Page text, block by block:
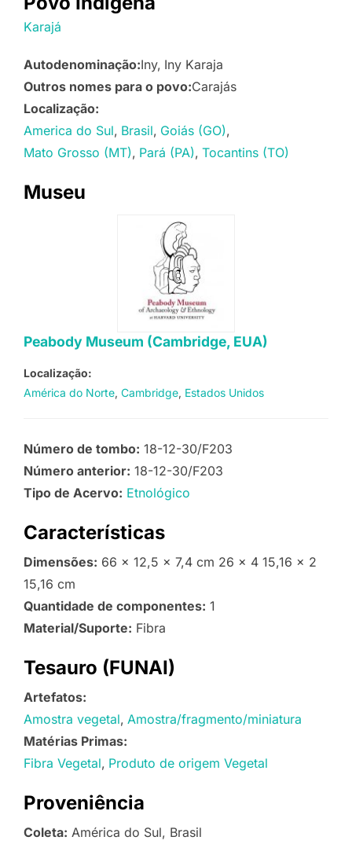
Karajá
Autodenominação:Iny Iny Karaja
Outros nomes para o povo:Carajás
Localização:
America do Sul Brasil Goiás (GO)
Mato Grosso (MT) Pará (PA) Tocantins (TO)
Museu
Peabody Museum (Cambridge, EUA)
Localização:
América do Norte Cambridge Estados Unidos
Número de tombo: 18-12-30/F203
Número anterior: 18-12-30/F203
Tipo de Acervo: Etnológico
Características
Dimensões: 66 x 12,5 x 7,4 cm 26 x 4 15,16 x 2
15,16 cm
Quantidade de componentes: 1
Material/Suporte: Fibra
Tesauro (FUNAI)
Artefatos:
Amostra vegetal Amostra/fragmento/miniatura
Matérias Primas:
Fibra Vegetal Produto de origem Vegetal
Proveniência
Coleta: América do Sul, Brasil